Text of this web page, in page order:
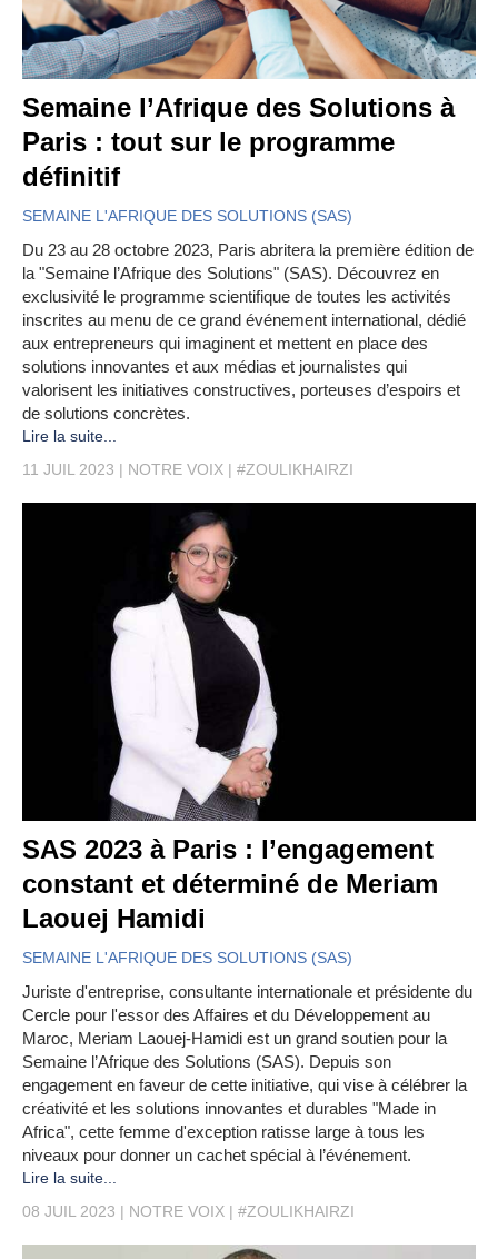
Semaine l’Afrique des Solutions à
Paris : tout sur le programme
définitif
SEMAINE L'AFRIQUE DES SOLUTIONS (SAS)
Du 23 au 28 octobre 2023, Paris abritera la première édition de
la "Semaine l’Afrique des Solutions" (SAS). Découvrez en
exclusivité le programme scientifique de toutes les activités
inscrites au menu de ce grand événement international, dédié
aux entrepreneurs qui imaginent et mettent en place des
solutions innovantes et aux médias et journalistes qui
valorisent les initiatives constructives, porteuses d’espoirs et
de solutions concrètes.
Lire la suite...
11 JUIL 2023
NOTRE VOIX #ZOULIKHAIRZI
SAS 2023 à Paris : l’engagement
constant et déterminé de Meriam
Laouej Hamidi
SEMAINE L'AFRIQUE DES SOLUTIONS (SAS)
Juriste d'entreprise, consultante internationale et présidente du
Cercle pour l'essor des Affaires et du Développement au
Maroc, Meriam Laouej-Hamidi est un grand soutien pour la
Semaine l’Afrique des Solutions (SAS). Depuis son
engagement en faveur de cette initiative, qui vise à célébrer la
créativité et les solutions innovantes et durables "Made in
Africa", cette femme d'exception ratisse large à tous les
niveaux pour donner un cachet spécial à l’événement.
Lire la suite...
08 JUIL 2023
NOTRE VOIX #ZOULIKHAIRZI